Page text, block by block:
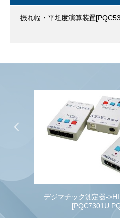
振れ幅・平坦度演算装置
デジマチック測定器-
[PQC7301U